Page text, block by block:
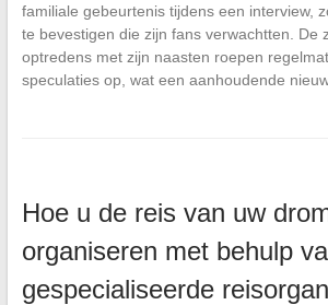
familiale gebeurtenis tijdens een interview,
te bevestigen die zijn fans verwachtten. De
optredens met zijn naasten roepen
speculaties op, wat een aanhoudende
Hoe u de reis van uw
organiseren met behulp
gespecialiseerde